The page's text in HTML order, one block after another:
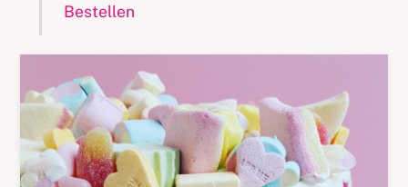
Bestellen